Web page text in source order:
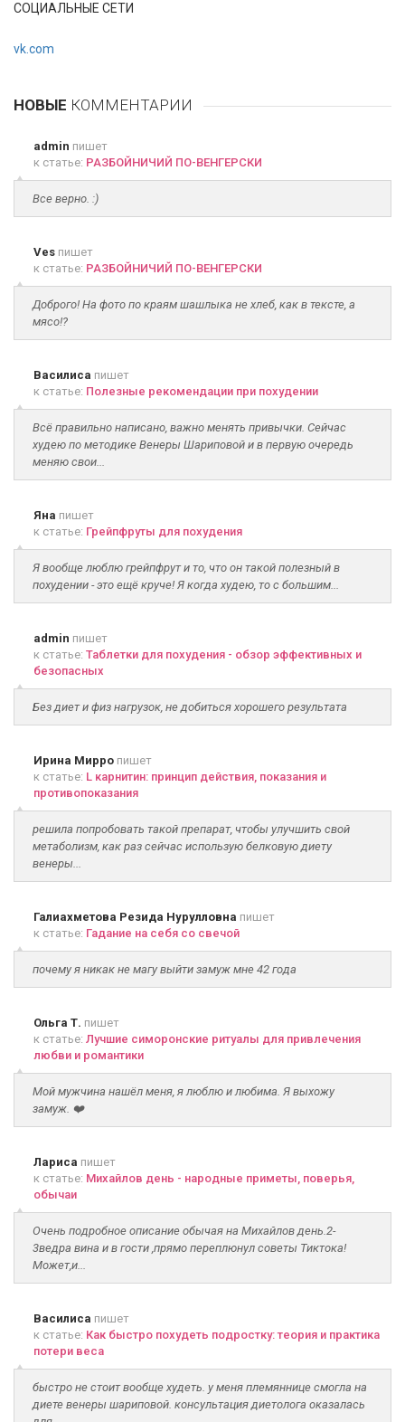
СОЦИАЛЬНЫЕ СЕТИ
vk.com
НОВЫЕ КОММЕНТАРИИ
admin пишет
к статье: РАЗБОЙНИЧИЙ ПО-ВЕНГЕРСКИ
Все верно. :)
Ves пишет
к статье: РАЗБОЙНИЧИЙ ПО-ВЕНГЕРСКИ
Доброго! На фото по краям шашлыка не хлеб, как в тексте, а
мясо!?
Василиса пишет
к статье: Полезные рекомендации при похудении
Всё правильно написано, важно менять привычки. Сейчас
худею по методике Венеры Шариповой и в первую очередь
меняю свои...
Яна пишет
к статье: Грейпфруты для похудения
Я вообще люблю грейпфрут и то, что он такой полезный в
похудении - это ещё круче! Я когда худею, то с большим...
admin пишет
к статье: Таблетки для похудения - обзор эффективных и
безопасных
Без диет и физ нагрузок, не добиться хорошего результата
Ирина Мирро пишет
к статье: L карнитин: принцип действия, показания и
противопоказания
решила попробовать такой препарат, чтобы улучшить свой
метаболизм, как раз сейчас использую белковую диету
венеры...
Галиахметова Резида Нурулловна пишет
к статье: Гадание на себя со свечой
почему я никак не магу выйти замуж мне 42 года
Ольга Т. пишет
к статье: Лучшие симоронские ритуалы для привлечения
любви и романтики
Мой мужчина нашёл меня, я люблю и любима. Я выхожу
замуж. ❤️
Лариса пишет
к статье: Михайлов день - народные приметы, поверья,
обычаи
Очень подробное описание обычая на Михайлов день.2-
3ведра вина и в гости ,прямо переплюнул советы Тиктока!
Может,и...
Василиса пишет
к статье: Как быстро похудеть подростку: теория и практика
потери веса
быстро не стоит вообще худеть. у меня племяннице смогла на
диете венеры шариповой. консультация диетолога оказалась